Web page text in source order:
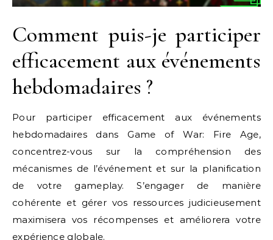
Comment puis-je participer
efficacement aux événements
hebdomadaires ?
Pour participer efficacement aux événements
hebdomadaires dans Game of War: Fire Age,
concentrez-vous sur la compréhension des
mécanismes de l’événement et sur la planification
de votre gameplay. S’engager de manière
cohérente et gérer vos ressources judicieusement
maximisera vos récompenses et améliorera votre
expérience globale.